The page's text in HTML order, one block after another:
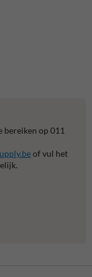
bereiken op 011
of vul het